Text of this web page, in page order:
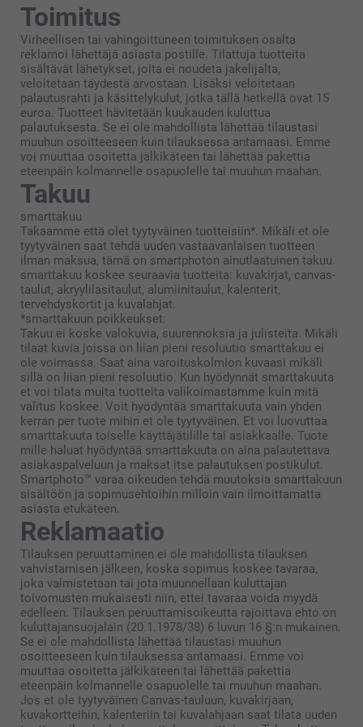
Toimitus
Virheellisen tai vahingoittuneen toimituksen osalta
reklamoi lähettäjä asiasta postille. Tilattuja tuotteita
sisältävät lähetykset, joita ei noudeta jakelijalta,
veloitetaan täydestä arvostaan. Lisäksi veloitetaan
palautusrahti ja käsittelykulut, jotka tällä hetkellä ovat 15
euroa. Tuotteet hävitetään kuukauden kuluttua
palautuksesta. Se ei ole mahdollista lähettää tilaustasi
muuhun osoitteeseen kuin tilauksessa antamaasi. Emme
voi muuttaa osoitetta jälkikäteen tai lähettää pakettia
eteenpäin kolmannelle osapuolelle tai muuhun maahan.
Takuu
smarttakuu
Takaamme että olet tyytyväinen tuotteisiin*. Mikäli et ole
tyytyväinen saat tehdä uuden vastaavanlaisen tuotteen
ilman maksua, tämä on smartphoton ainutlaatuinen takuu.
smarttakuu koskee seuraavia tuotteita: kuvakirjat, canvas-
taulut, akryylilasitaulut, alumiinitaulut, kalenterit,
tervehdyskortit ja kuvalahjat.
*smarttakuun poikkeukset:
Takuu ei koske valokuvia, suurennoksia ja julisteita. Mikäli
tilaat kuvia joissa on liian pieni resoluutio smarttakuu ei
ole voimassa. Saat aina varoituskolmion kuvaasi mikäli
sillä on liian pieni resoluutio. Kun hyödynnät smarttakuuta
et voi tilata muita tuotteita valikoimastamme kuin mitä
valitus koskee. Voit hyödyntää smarttakuuta vain yhden
kerran per tuote mihin et ole tyytyväinen. Et voi luovuttaa
smarttakuuta toiselle käyttäjätilille tai asiakkaalle. Tuote
mille haluat hyödyntää smarttakuuta on aina palautettava
asiakaspalveluun ja maksat itse palautuksen postikulut.
Smartphoto™ varaa oikeuden tehdä muutoksia smarttakuun
sisältöön ja sopimusehtoihin milloin vain ilmoittamatta
asiasta etukäteen.
Reklamaatio
Tilauksen peruuttaminen ei ole mahdollista tilauksen
vahvistamisen jälkeen, koska sopimus koskee tavaraa,
joka valmistetaan tai jota muunnellaan kuluttajan
toivomusten mukaisesti niin, ettei tavaraa voida myydä
edelleen. Tilauksen peruuttamisoikeutta rajoittava ehto on
kuluttajansuojalain (20.1.1978/38) 6 luvun 16 §:n mukainen.
Se ei ole mahdollista lähettää tilaustasi muuhun
osoitteeseen kuin tilauksessa antamaasi. Emme voi
muuttaa osoitetta jälkikäteen tai lähettää pakettia
eteenpäin kolmannelle osapuolelle tai muuhun maahan.
Jos et ole tyytyväinen Canvas-tauluun, kuvakirjaan,
kuvakortteihin, kalenteriin tai kuvalahjaan saat tilata uuden